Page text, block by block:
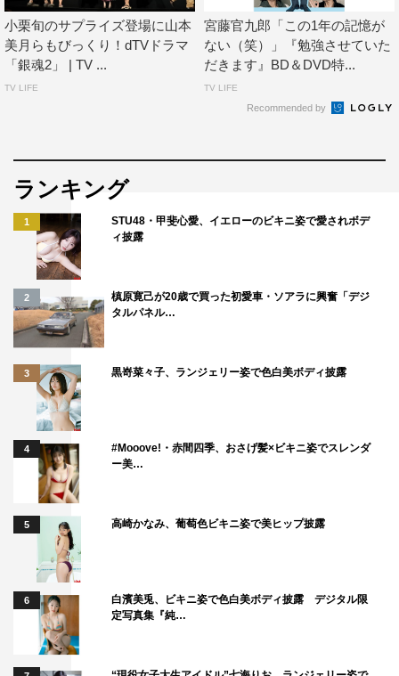
小栗旬のサプライズ登場に山本
美月らもびっくり！dTVドラマ
「銀魂2」 | TV ...
TV LIFE
宮藤官九郎「この1年の記憶が
ない（笑）」『勉強させていた
だきます』BD＆DVD特...
TV LIFE
Recommended by
ランキング
1
STU48・甲斐心愛、イエローのビキニ姿で愛されボデ
ィ披露
2
槙原寛己が20歳で買った初愛車・ソアラに興奮「デジ
タルパネル…
3 黒嵜菜々子、ランジェリー姿で色白美ボディ披露
4
#Mooove!・赤間四季、おさげ髪×ビキニ姿でスレンダ
ー美…
5 高崎かなみ、葡萄色ビキニ姿で美ヒップ披露
6
白濱美兎、ビキニ姿で色白美ボディ披露 デジタル限
定写真集『純…